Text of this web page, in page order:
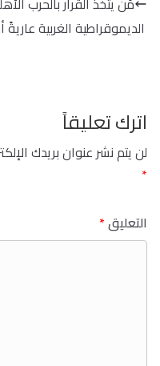
الديموقراطية الغربية
اترك تعليقاً
لن يتم نشر عنوان بريدك
*
التعليق*